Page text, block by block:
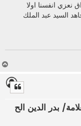
انفسنا اولا
السيد عبد الملك